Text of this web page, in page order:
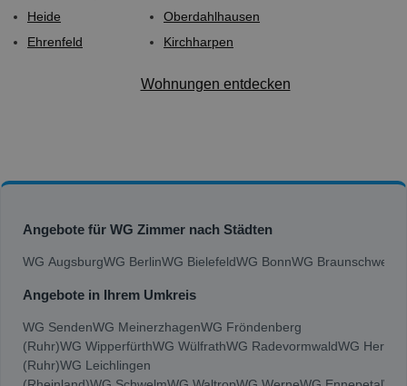
Heide
Ehrenfeld
Oberdahlhausen
Kirchharpen
Wohnungen entdecken
Angebote für WG Zimmer nach Städten
WG AugsburgWG BerlinWG BielefeldWG BonnWG Braunschweig
Angebote in Ihrem Umkreis
WG SendenWG MeinerzhagenWG Fröndenberg
(Ruhr)WG WipperfürthWG WülfrathWG RadevormwaldWG
(Ruhr)WG Leichlingen